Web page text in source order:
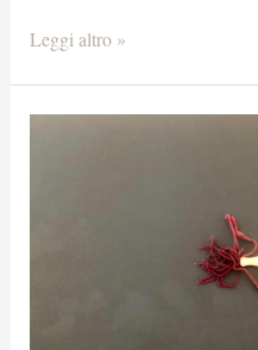
7°
Leggi altro »